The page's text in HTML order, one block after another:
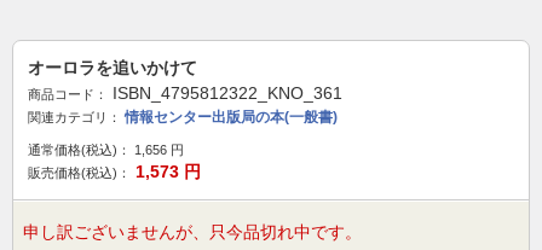
オーロラを追いかけて
商品コード： ISBN_4795812322_KNO_361
関連カテゴリ： 情報センター出版局の本(一般書)
通常価格(税込)： 1,656 円
販売価格(税込)：
1,573 円
申し訳ございませんが、只今品切れ中です。